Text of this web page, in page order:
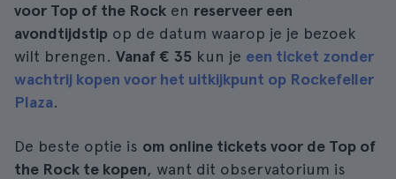
voor Top of the Rock en reserveer een
avondtijdstip op de datum waarop je je bezoek
wilt brengen. Vanaf € 35 kun je een ticket zonder
wachtrij kopen voor het uitkijkpunt op Rockefeller
Plaza.
De beste optie is om online tickets voor de Top of
the Rock te kopen, want dit observatorium is